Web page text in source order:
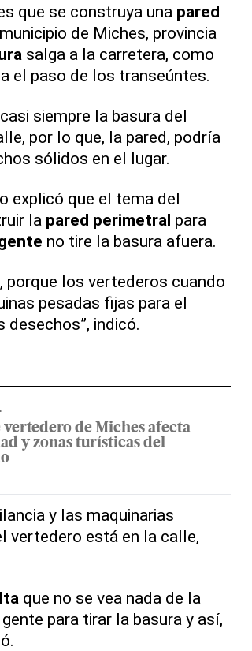
que se construya una pared
de Miches, provincia
salga a la carretera, como
el paso de los transeúntes.
siempre la basura del
por lo que, la pared, podría
sólidos en el lugar.
explicó que el tema del
la pared perimetral para
no tire la basura afuera.
, porque los vertederos cuando
pesadas fijas para el
indicó.
vertedero de Miches afecta
y zonas turísticas del
y las maquinarias
vertedero está en la calle,
que no se vea nada de la
para tirar la basura y así,